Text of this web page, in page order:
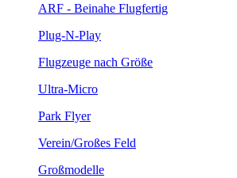
ARF - Beinahe Flugfertig
Plug-N-Play
Flugzeuge nach Größe
Ultra-Micro
Park Flyer
Verein/Großes Feld
Großmodelle